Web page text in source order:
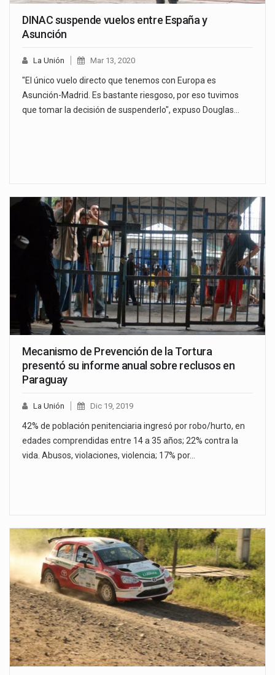
DINAC suspende vuelos entre España y
Asunción
La Unión Mar 13, 2020
"El único vuelo directo que tenemos con Europa es
Asunción-Madrid. Es bastante riesgoso, por eso tuvimos
que tomar la decisión de suspenderlo", expuso Douglas…
Mecanismo de Prevención de la Tortura
presentó su informe anual sobre reclusos en
Paraguay
La Unión Dic 19, 2019
42% de población penitenciaria ingresó por robo/hurto, en
edades comprendidas entre 14 a 35 años; 22% contra la
vida. Abusos, violaciones, violencia; 17% por…